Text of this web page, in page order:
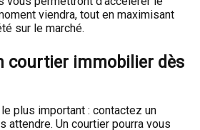
viendra, tout en maximisant
sur le marché.
courtier immobilier dès
plus important : contactez un
attendre. Un courtier pourra vous